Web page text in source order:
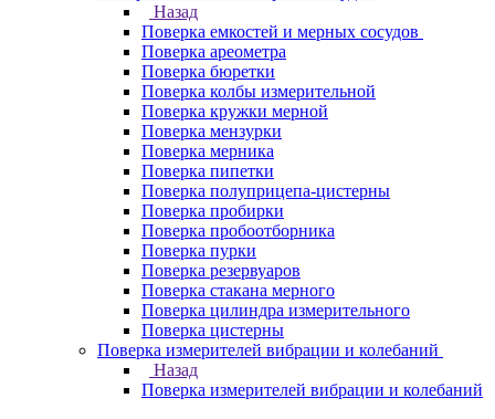
Назад
Поверка емкостей и мерных сосудов
Поверка ареометра
Поверка бюретки
Поверка колбы измерительной
Поверка кружки мерной
Поверка мензурки
Поверка мерника
Поверка пипетки
Поверка полуприцепа-цистерны
Поверка пробирки
Поверка пробоотборника
Поверка пурки
Поверка резервуаров
Поверка стакана мерного
Поверка цилиндра измерительного
Поверка цистерны
Поверка измерителей вибрации и колебаний
Назад
Поверка измерителей вибрации и колебаний